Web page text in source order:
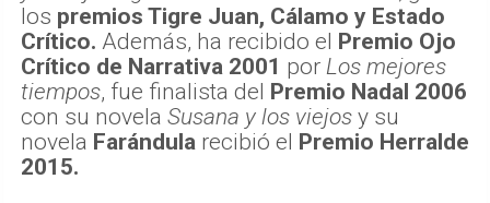
los premios Tigre Juan, Cálamo y Estado
Crítico. Además, ha recibido el Premio Ojo
Crítico de Narrativa 2001 por Los mejores
tiempos, fue finalista del Premio Nadal 2006
con su novela Susana y los viejos y su
novela Farándula recibió el Premio Herralde
2015.